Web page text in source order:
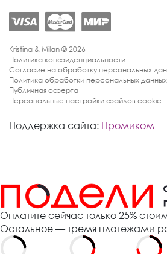
Kristina & Milan © 2026
Политика конфиденциальности
Согласие на обработку персональных
Политика обработки персональных данных
Публичная оферта
Персональные настройки файлов cookie
Поддержка сайта: Промиком
Оплатите сейчас только 25%
Остальное — тремя платежами